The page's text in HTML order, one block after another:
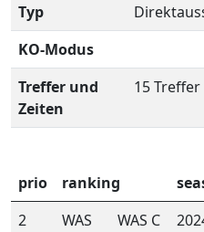
Typ
KO-Modus
Treffer und
Zeiten
15 Treffer
prio ranking
2
WAS
WAS C